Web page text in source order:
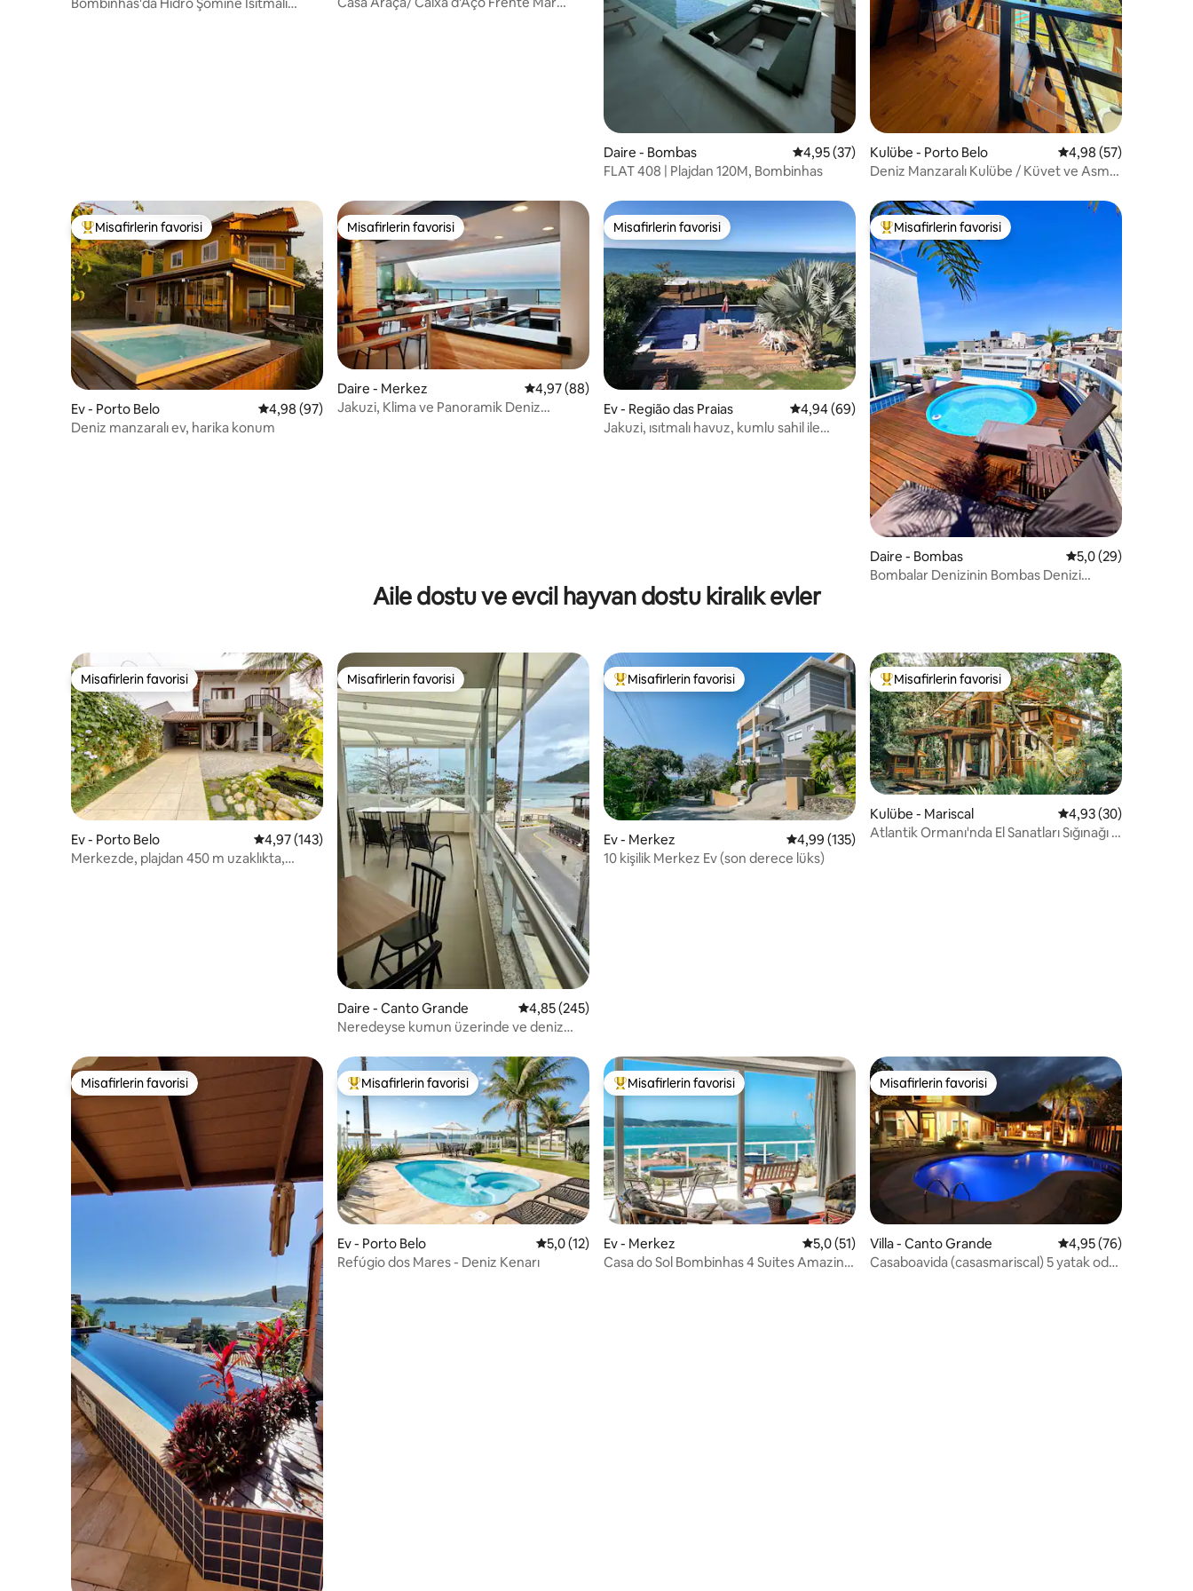
Daire - Bombas 5 üzerinden ortalama 4,95 puan, 37 değerlendirme
4,95 (37)
FLAT 408 | Plajdan 120M, Bombinhas
Kulübe - Porto Belo 5 üzerinden
4,98 (57)
Deniz Manzaralı Kulübe / Küvet ve Asma
Misafirlerin favorilerinden en beğenilenler arasında
Misafirlerin favorisi
Ev - Porto Belo 5 üzerinden ortalama 4,98 puan, 97 değerlendirme
4,98 (97)
Deniz manzaralı ev, harika konum
Misafirlerin favorisi
Misafirlerin favorisi
Daire - Merkez 5 üzerinden ortalama 4,97 puan, 88 değerlendirme
4,97 (88)
Jakuzi, Klima ve Panoramik Deniz
Misafirlerin favorisi
Misafirlerin favorisi
Ev - Região das Praias 5 üzerinden ortalama 4,94 puan, 69 değerlendirme
4,94 (69)
Jakuzi, ısıtmalı havuz, kumlu sahil ile
Misafirlerin favorilerinden en beğenilenler arasında
Misafirlerin favorisi
Daire - Bombas 5 üzerinden
5,0 (29)
Bombalar Denizinin Bombas Denizi
Aile dostu ve evcil hayvan dostu kiralık evler
Misafirlerin favorisi
Misafirlerin favorisi
Ev - Porto Belo 5 üzerinden ortalama 4,97 puan, 143 değerlendirme
4,97 (143)
Merkezde, plajdan 450 m uzaklıkta,
Misafirlerin favorisi
Misafirlerin favorisi
Daire - Canto Grande 5 üzerinden ortalama 4,85 puan, 245 değerlendirme
4,85 (245)
Neredeyse kumun üzerinde ve deniz
Misafirlerin favorilerinden en beğenilenler arasında
Misafirlerin favorisi
Ev - Merkez 5 üzerinden ortalama 4,99 puan, 135 değerlendirme
4,99 (135)
10 kişilik Merkez Ev (son derece lüks)
Misafirlerin favorilerinden en beğenilenler arasında
Misafirlerin favorisi
Kulübe - Mariscal 5 üzerinden
4,93 (30)
Atlantik Ormanı'nda El Sanatları Sığınağı |
Misafirlerin favorisi
Misafirlerin favorisi Misafirlerin favorilerinden en beğenilenler arasında
Misafirlerin favorisi
Ev - Porto Belo 5 üzerinden ortalama 5,0 puan, 12 değerlendirme
5,0 (12)
Refúgio dos Mares - Deniz Kenarı
Misafirlerin favorilerinden en beğenilenler arasında
Misafirlerin favorisi
Ev - Merkez 5 üzerinden ortalama 5,0 puan, 51 değerlendirme
5,0 (51)
Casa do Sol Bombinhas 4 Suites Amazing
Misafirlerin favorisi
Misafirlerin favorisi
Villa - Canto Grande 5 üzerinden
4,95 (76)
Casaboavida (casasmariscal) 5 yatak odalı